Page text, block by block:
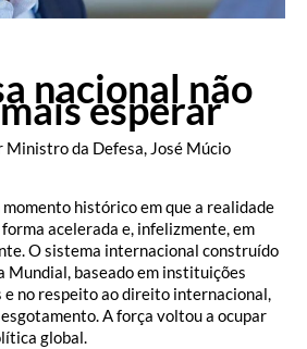
nacional não
esperar
Ministro da Defesa, José Múcio
histórico em que a realidade
acelerada e, infelizmente, em
O sistema internacional construído
Mundial, baseado em instituições
no respeito ao direito internacional,
A força voltou a ocupar
global.